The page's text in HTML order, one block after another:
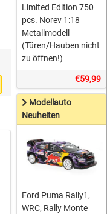
Limited Edition 750
pcs. Norev 1:18
Metallmodell
(Türen/Hauben nicht
zu öffnen!)
€59,99
Modellauto
Neuheiten
Ford Puma Rally1,
WRC, Rally Monte